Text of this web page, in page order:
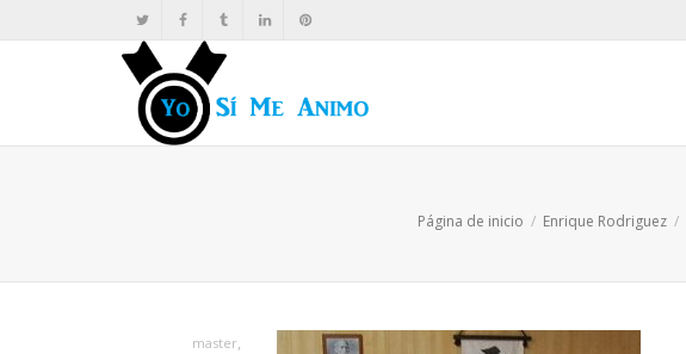
Página de inicio Enrique Rodriguez
master,